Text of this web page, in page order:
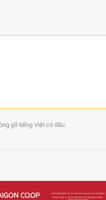
gõ tiếng Việt có dấu